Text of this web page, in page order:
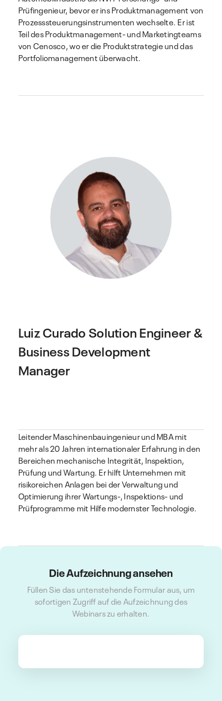
Prüfingenieur, bevor er ins Produktmanagement von
Prozesssteuerungsinstrumenten wechselte. Er ist
Teil des Produktmanagement- und Marketingteams
von Cenosco, wo er die Produktstrategie und das
Portfoliomanagement überwacht.
Luiz CuradoSolution Engineer &
Business Development
Manager
Leitender Maschinenbauingenieur und MBA mit
mehr als 20 Jahren internationaler Erfahrung in den
Bereichen mechanische Integrität, Inspektion,
Prüfung und Wartung. Er hilft Unternehmen mit
risikoreichen Anlagen bei der Verwaltung und
Optimierung ihrer Wartungs-, Inspektions- und
Prüfprogramme mit Hilfe modernster Technologie.
Die Aufzeichnung ansehen
Füllen Sie das untenstehende Formular aus, um
sofortigen Zugriff auf die Aufzeichnung des
Webinars zu erhalten.